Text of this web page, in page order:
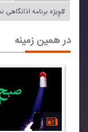
#وِِیژه برنامه اذانگاهی
در همین زمینه